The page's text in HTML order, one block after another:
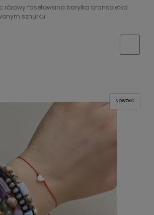
różowy fasetowana baryłka bransoletka
sznurku
NOWOŚĆ